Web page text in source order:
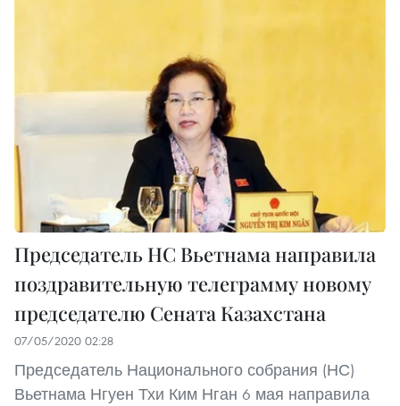
Председатель НС Вьетнама направила
поздравительную телеграмму новому
председателю Сената Казахстана
07/05/2020 02:28
Председатель Национального собрания (НС)
Вьетнама Нгуен Тхи Ким Нган 6 мая направила